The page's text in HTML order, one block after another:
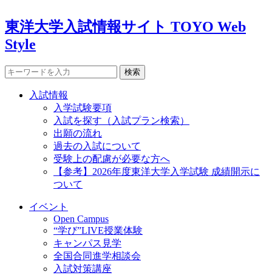
東洋大学入試情報サイト TOYO Web
Style
検索
入試情報
入学試験要項
入試を探す（入試プラン検索）
出願の流れ
過去の入試について
受験上の配慮が必要な方へ
【参考】2026年度東洋大学入学試験 成績開示に
ついて
イベント
Open Campus
“学び”LIVE授業体験
キャンパス見学
全国合同進学相談会
入試対策講座